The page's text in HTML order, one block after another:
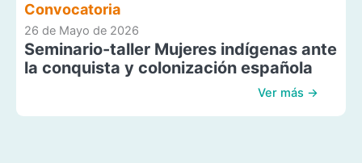
Convocatoria
26 de Mayo de 2026
Seminario-taller Mujeres indígenas ante
la conquista y colonización española
Ver más →